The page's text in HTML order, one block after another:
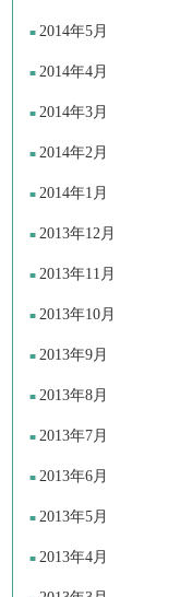
2014年5月
2014年4月
2014年3月
2014年2月
2014年1月
2013年12月
2013年11月
2013年10月
2013年9月
2013年8月
2013年7月
2013年6月
2013年5月
2013年4月